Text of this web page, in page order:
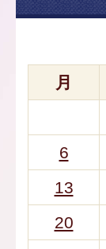
月
6
13
20